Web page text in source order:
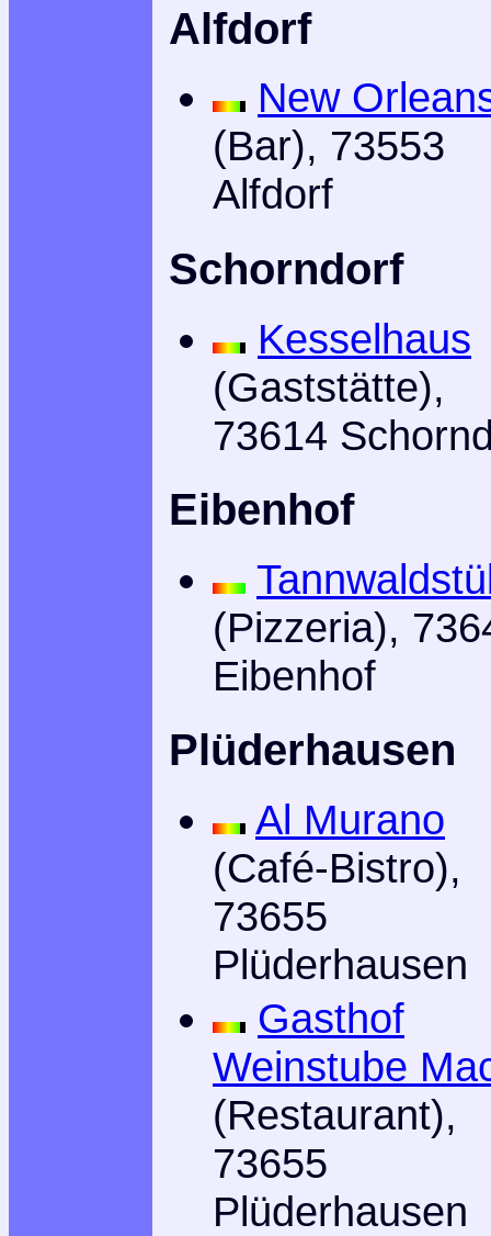
Alfdorf
New
(Bar), 73553
Alfdorf
Schorndorf
Kesselhaus
(Gaststätte),
73614
Eibenhof
(Pizzeria),
Eibenhof
Plüderhausen
Al Murano
(Café-Bistro),
73655
Plüderhausen
Gasthof
Weinstube
(Restaurant),
73655
Plüderhausen